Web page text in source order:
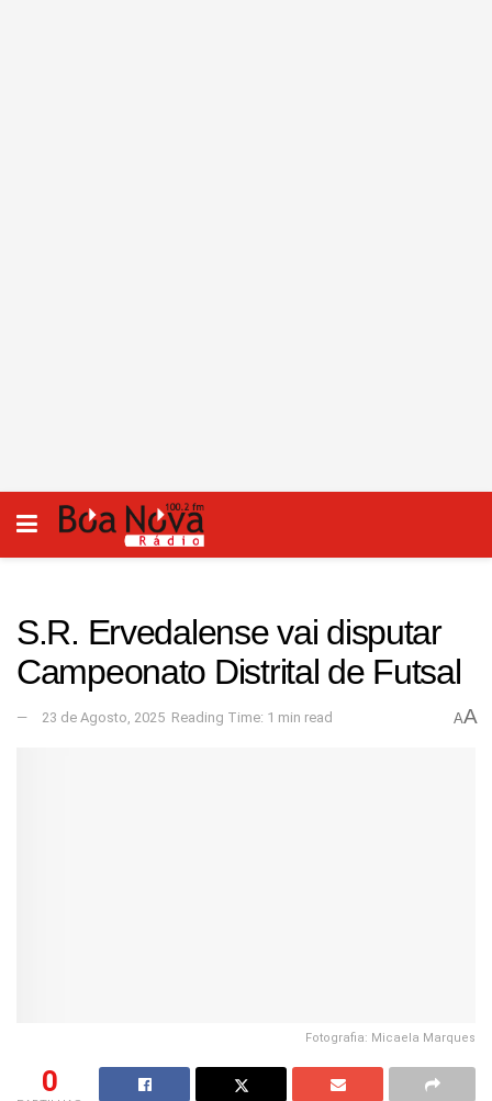
S.R. Ervedalense vai disputar
Campeonato Distrital de Futsal
23 de Agosto, 2025 Reading Time: 1 min read AA
Fotografia: Micaela Marques
0